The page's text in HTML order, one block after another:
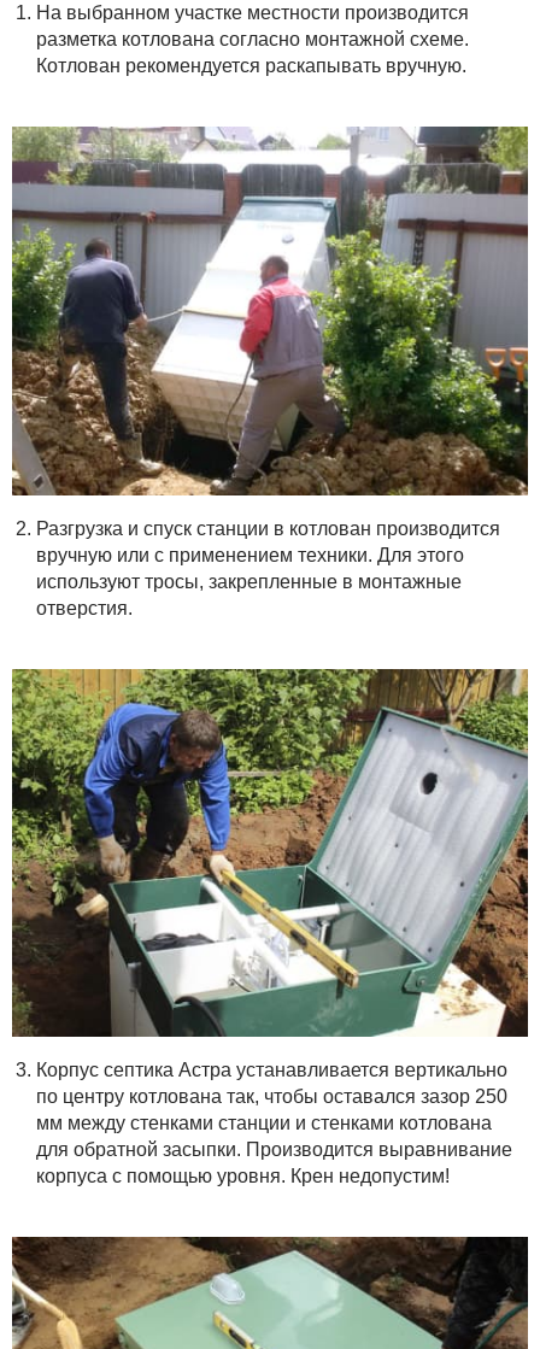
На выбранном участке местности производится
разметка котлована согласно монтажной схеме.
Котлован рекомендуется раскапывать вручную.
Разгрузка и спуск станции в котлован производится
вручную или с применением техники. Для этого
используют тросы, закрепленные в монтажные
отверстия.
Корпус септика Астра устанавливается вертикально
по центру котлована так, чтобы оставался зазор 250
мм между стенками станции и стенками котлована
для обратной засыпки. Производится выравнивание
корпуса с помощью уровня. Крен недопустим!